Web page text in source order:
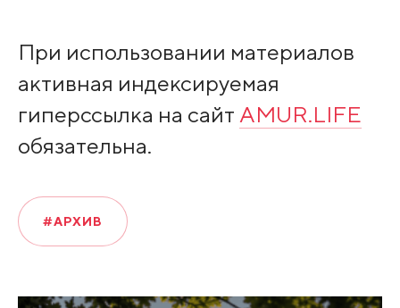
При использовании материалов
активная индексируемая
гиперссылка на сайт AMUR.LIFE
обязательна.
#АРХИВ